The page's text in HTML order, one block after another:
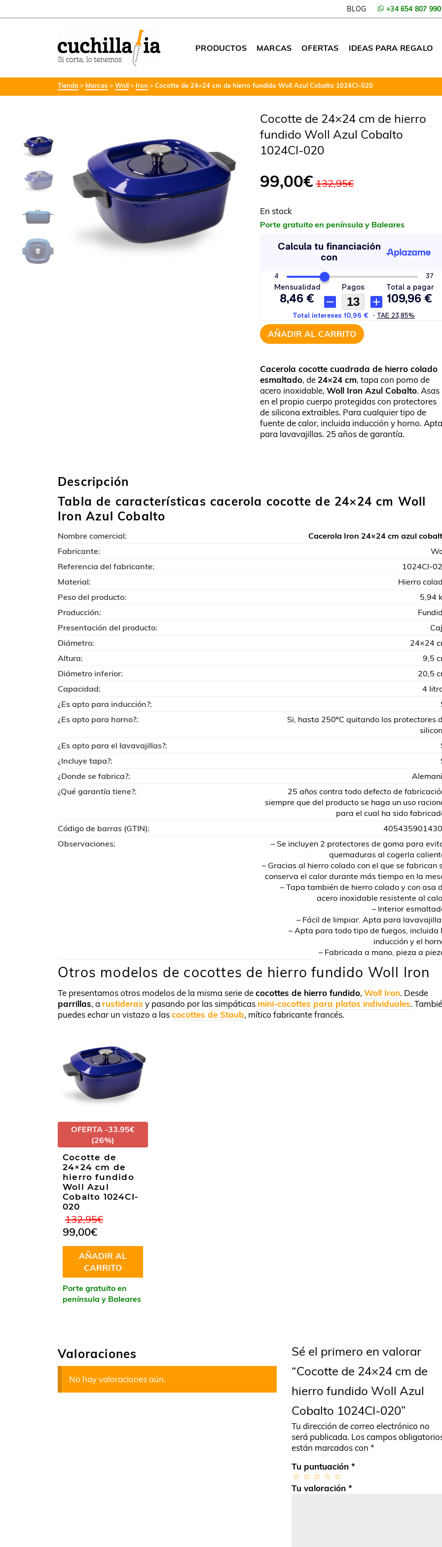
BLOG +34 654 807 990
PRODUCTOS MARCAS OFERTAS IDEAS PARA REGALO
Tienda Marcas Woll Iron Cocotte de 24×24 cm de hierro fundido Woll Azul Cobalto 1024CI-020
Cocotte de 24×24 cm de hierro
fundido Woll Azul Cobalto
1024CI-020
132,95€El
era:
132,95€.
99,00€
El
es:
99,00€.
En stock
Porte gratuito en península y Baleares
AÑADIR AL CARRITO
Cacerola cocotte cuadrada de hierro colado
esmaltado, de 24×24 cm, tapa con pomo de
acero inoxidable,Woll Iron Azul Cobalto. Asas
en el propio cuerpo protegidas con protectores
de silicona extraibles. Para cualquier tipo de
fuente de calor, incluida inducción y horno. Apta
para lavavajillas. 25 años de garantía.
Descripción
Tabla de características cacerola cocotte de 24×24 cm Woll
Iron Azul Cobalto
Nombre comercial:
Cacerola Iron 24×24 cm azul
Fabricante:
Referencia del fabricante:
1024CI-
Material:
Hierro
Peso del producto:
5,94
Producción:
Presentación del producto:
Diámetro:
24×24
Altura:
9,5
Diámetro inferior:
20,5
Capacidad:
4
¿Es apto para inducción?:
¿Es apto para horno?:
Si, hasta 250ºC quitando los protectores
¿Es apto para el lavavajillas?:
¿Incluye tapa?:
¿Donde se fabrica?:
¿Qué garantía tiene?:
25 años contra todo defecto de
siempre que del producto se haga un uso
para el cual ha sido
Código de barras (GTIN):
Observaciones:
– Se incluyen 2 protectores de goma para
quemaduras al cogerla
– Gracias al hierro colado con el que se fabrican
conserva el calor durante más tiempo en la
– Tapa también de hierro colado y con asa
acero inoxidable resistente al
– Interior
– Fácil de limpiar. Apta para
– Apta para todo tipo de fuegos, incluida
inducción y el
– Fabricada a mano, pieza a
Otros modelos de cocottes de hierro fundido Woll Iron
Te presentamos otros modelos de la misma serie decocottes de hierro fundido, Woll Iron. Desde
parrillas, a rustideras y pasando por las simpáticas mini-cocottes para platos individuales.
puedes echar un vistazo a lascocottes de Staub, mítico fabricante francés.
OFERTA -33.95€
(26%)
Cocotte de
24×24 cm de
hierro fundido
Woll Azul
Cobalto 1024CI-
020
132,95€El
era:
132,95€.
99,00€
El
es:
99,00€.
AÑADIR AL
CARRITO
Porte gratuito en
península y Baleares
Valoraciones
No hay valoraciones aún.
Sé el primero en valorar
“Cocotte de 24×24 cm de
hierro fundido Woll Azul
Cobalto 1024CI-020”
Tu dirección de correo electrónico no
será publicada. Los campos
están marcados con *
Tu puntuación *
Tu valoración *